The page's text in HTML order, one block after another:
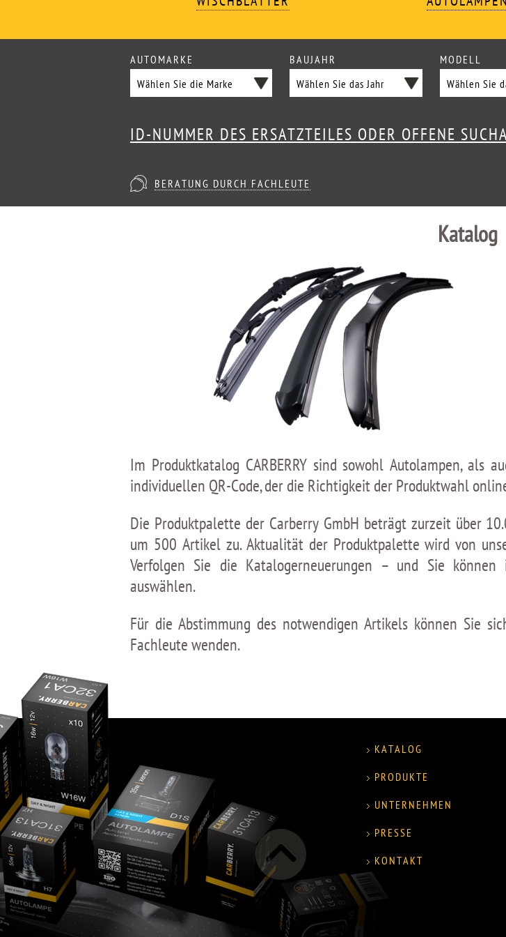
AUTOMARKE BAUJAHR MODELL
ID-NUMMER DES ERSATZTEILES ODER OFFENE
BERATUNG DURCH FACHLEUTE
Katalog
Im Produktkatalog CARBERRY sind sowohl Autolampen, als
individuellen QR-Сode, der die Richtigkeit der Produktwahl
Die Produktpalette der Carberry GmbH beträgt zurzeit über
um 500 Artikel zu. Aktualität der Produktpalette wird von
Verfolgen Sie die Katalogerneuerungen – und Sie
auswählen.
Für die Abstimmung des notwendigen Artikels können Sie
Fachleute wenden.
KATALOG
PRODUKTE
UNTERNEHMEN
PRESSE
KONTAKT